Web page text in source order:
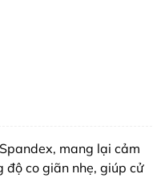
mang lại cảm
độ co giãn nhẹ, giúp cử